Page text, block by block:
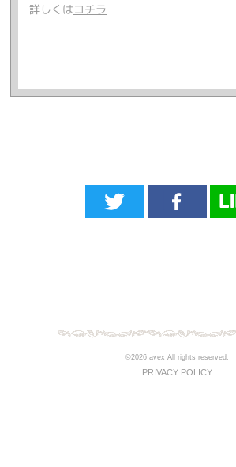
詳しくはコチラ
©2026 avex All rights reserved.
PRIVACY POLICY